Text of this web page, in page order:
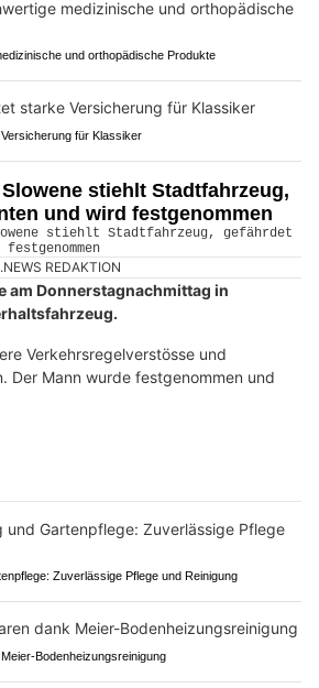
und orthopädische Produkte
für Klassiker
stiehlt Stadtfahrzeug,
und wird festgenommen
REDAKTION
am Donnerstagnachmittag in
Verkehrsregelverstösse und
Der Mann wurde festgenommen und
Zuverlässige Pflege und Reinigung
Bodenheizungsreinigung